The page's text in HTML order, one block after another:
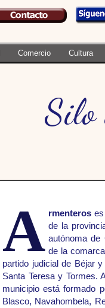
Comercio Cultura
Silo
A rmenteros
de la
autónoma de
de la
partido judicial de Béjar
Santa Teresa y Tormes.
municipio está formado
Blasco, Navahombela,